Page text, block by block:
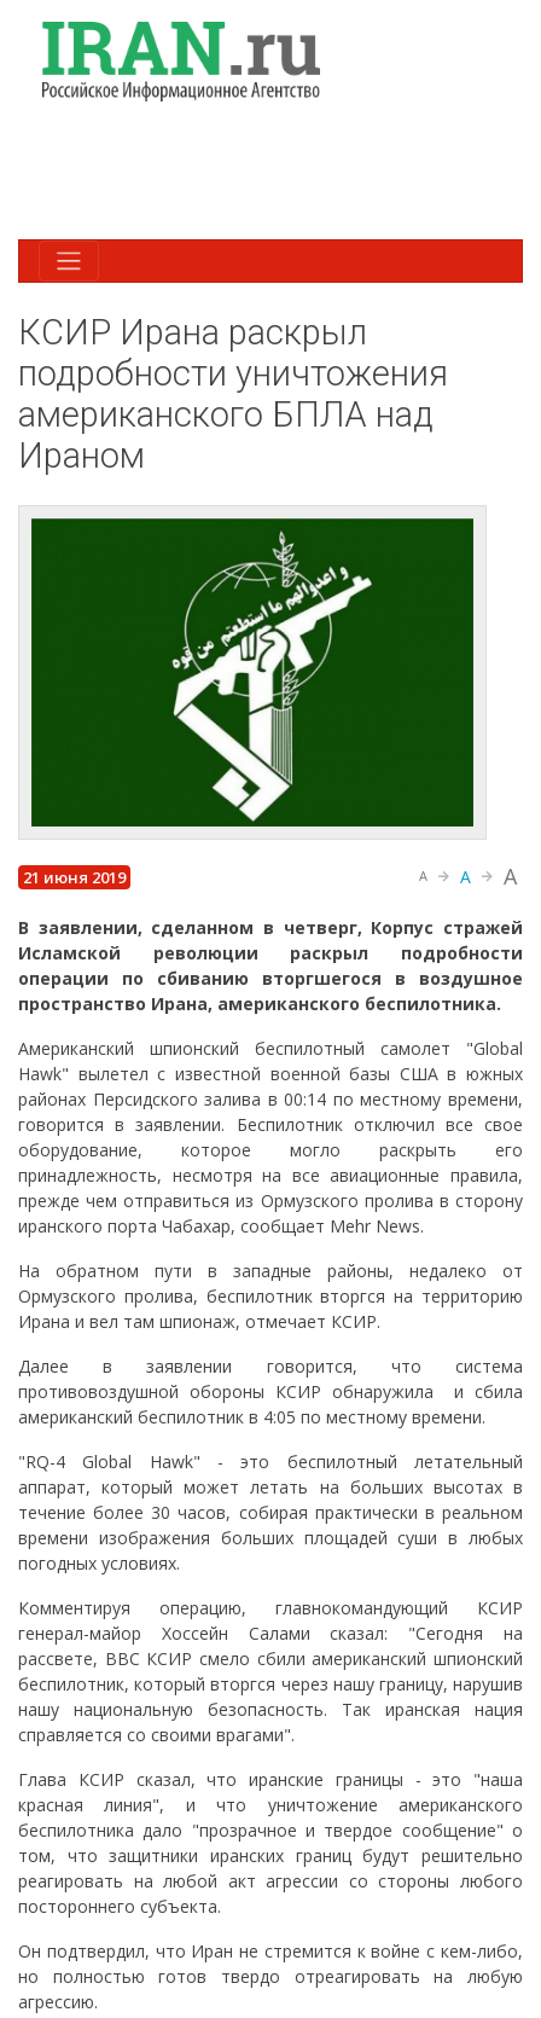
КСИР Ирана раскрыл
подробности уничтожения
американского БПЛА над
Ираном
21 июня 2019 A A A
В заявлении, сделанном в четверг, Корпус стражей
Исламской революции раскрыл подробности
операции по сбиванию вторгшегося в воздушное
пространство Ирана, американского беспилотника.
Американский шпионский беспилотный самолет "Global
Hawk" вылетел с известной военной базы США в южных
районах Персидского залива в 00:14 по местному времени,
говорится в заявлении. Беспилотник отключил все свое
оборудование, которое могло раскрыть его
принадлежность, несмотря на все авиационные правила,
прежде чем отправиться из Ормузского пролива в сторону
иранского порта Чабахар, сообщает Mehr News.
На обратном пути в западные районы, недалеко от
Ормузского пролива, беспилотник вторгся на территорию
Ирана и вел там шпионаж, отмечает КСИР.
Далее в заявлении говорится, что система
противовоздушной обороны КСИР обнаружила и сбила
американский беспилотник в 4:05 по местному времени.
"RQ-4 Global Hawk" - это беспилотный летательный
аппарат, который может летать на больших высотах в
течение более 30 часов, собирая практически в реальном
времени изображения больших площадей суши в любых
погодных условиях.
Комментируя операцию, главнокомандующий КСИР
генерал-майор Хоссейн Салами сказал: "Сегодня на
рассвете, ВВС КСИР смело сбили американский шпионский
беспилотник, который вторгся через нашу границу, нарушив
нашу национальную безопасность. Так иранская нация
справляется со своими врагами".
Глава КСИР сказал, что иранские границы - это "наша
красная линия", и что уничтожение американского
беспилотника дало "прозрачное и твердое сообщение" о
том, что защитники иранских границ будут решительно
реагировать на любой акт агрессии со стороны любого
постороннего субъекта.
Он подтвердил, что Иран не стремится к войне с кем-либо,
но полностью готов твердо отреагировать на любую
агрессию.